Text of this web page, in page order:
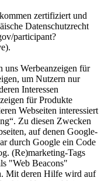
zertifiziert und
Datenschutzrecht
participant?
uns Werbeanzeigen für
um Nutzern nur
Interessen
für Produkte
Webseiten interessiert
Zu diesen Zwecken
auf denen Google-
durch Google ein Code
(Re)marketing-Tags
"Web Beacons"
Mit deren Hilfe wird auf